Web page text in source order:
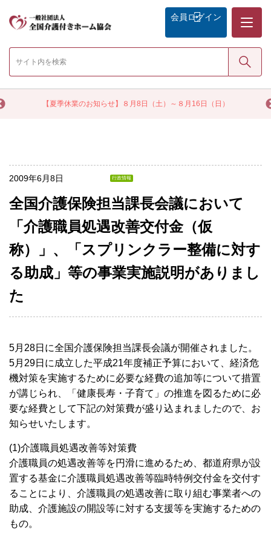
【夏季休業のお知らせ】８月8日（土）～８月16日（日）
会員 ログイン
検索
2009年6月8日 行政情報
全国介護保険担当課長会議において
「介護職員処遇改善交付金（仮
称）」、「スプリンクラー整備に対す
る助成」等の事業実施説明がありまし
た
5月28日に全国介護保険担当課長会議が開催されました。
5月29日に成立した平成21年度補正予算において、経済危
機対策を実施するために必要な経費の追加等について措置
が講じられ、「健康長寿・子育て」の推進を図るために必
要な経費として下記の対策費が盛り込まれましたので、お
知らせいたします。
(1)介護職員処遇改善等対策費
介護職員の処遇改善等を円滑に進めるため、都道府県が設
置する基金に介護職員処遇改善等臨時特例交付金を交付す
ることにより、介護職員の処遇改善に取り組む事業者への
助成、介護施設の開設等に対する支援等を実施するための
もの。